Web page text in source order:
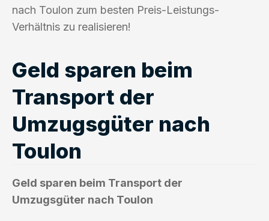
nach Toulon zum besten Preis-Leistungs-
Verhältnis zu realisieren!
Geld sparen beim
Transport der
Umzugsgüter nach
Toulon
Geld sparen beim Transport der
Umzugsgüter nach Toulon